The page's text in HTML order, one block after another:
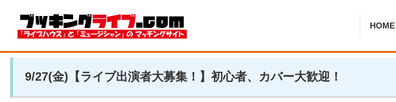
HOME
9/27(金)【ライブ出演者大募集！】初心者、カバー大歓迎！